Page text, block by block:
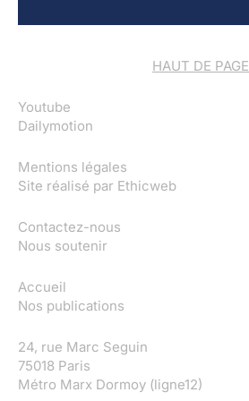
HAUT DE PAGE
Youtube
Dailymotion
Mentions légales
Site réalisé par Ethicweb
Contactez-nous
Nous soutenir
Accueil
Nos publications
24, rue Marc Seguin
75018 Paris
Métro Marx Dormoy (ligne12)